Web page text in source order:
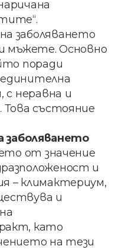
заболяването
мъжете. Основно
поради
с неравна и
Това състояние
заболяването
от значение
и
– климактериум,
и
като
на тези